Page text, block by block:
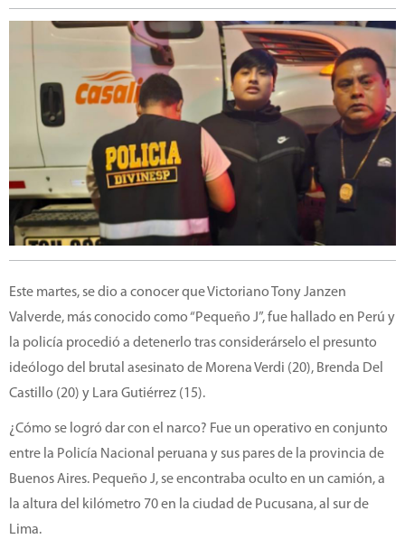
Este martes, se dio a conocer que Victoriano Tony Janzen
Valverde, más conocido como “Pequeño J”, fue hallado en Perú y
la policía procedió a detenerlo tras considerárselo el presunto
ideólogo del brutal asesinato de Morena Verdi (20), Brenda Del
Castillo (20) y Lara Gutiérrez (15).
¿Cómo se logró dar con el narco? Fue un operativo en conjunto
entre la Policía Nacional peruana y sus pares de la provincia de
Buenos Aires. Pequeño J, se encontraba oculto en un camión, a
la altura del kilómetro 70 en la ciudad de Pucusana, al sur de
Lima.